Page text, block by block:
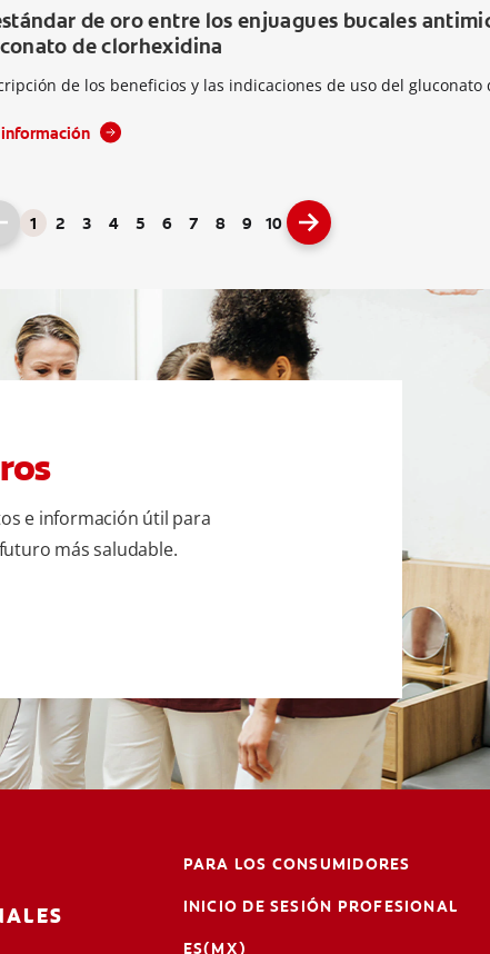
de oro entre los enjuagues bucales
de clorhexidina
de los beneficios y las indicaciones de uso del gluconato
información
1 2 3 4 5 6 7 8 9 10
e información útil para
más saludable.
PARA LOS CONSUMIDORES
INICIO DE SESIÓN PROFESIONAL
ES(MX)